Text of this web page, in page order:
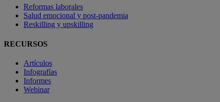
Reformas laborales
Salud emocional y post-pandemia
Reskilling y upskilling
RECURSOS
Artículos
Infografías
Informes
Webinar